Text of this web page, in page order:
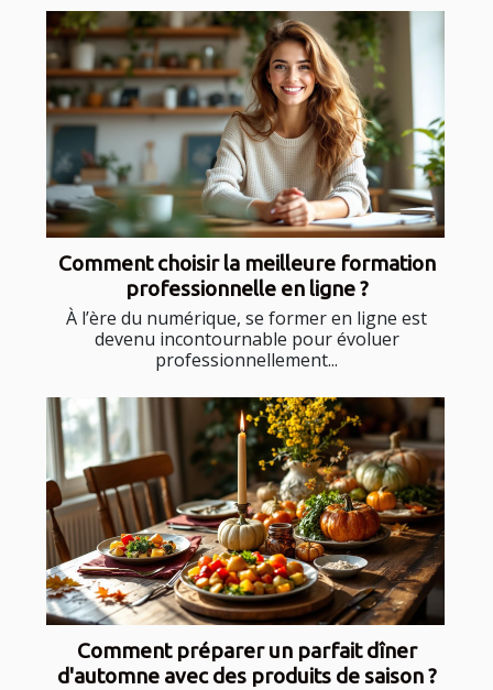
Comment choisir la meilleure formation
professionnelle en ligne ?
À l’ère du numérique, se former en ligne est
devenu incontournable pour évoluer
professionnellement...
Comment préparer un parfait dîner
d'automne avec des produits de saison ?